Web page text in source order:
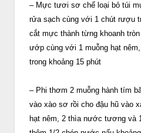
– Mực tươi sơ chế loại bỏ túi
rửa sạch cùng với 1 chút rượu
cắt mực thành từng khoanh
ướp cùng với 1 muỗng hạt
trong khoảng 15 phút
– Phi thơm 2 muỗng hành tím
vào xào sơ rồi cho đậu hũ vào
hạt nêm, 2 thìa nước tương và